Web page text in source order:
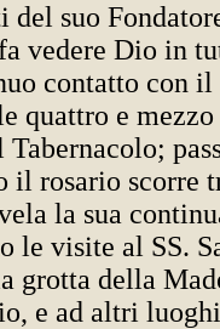
del suo
vedere Dio in
contatto con il
quattro e
rosario scorre
la sua
le visite al SS.
grotta della
e ad altri